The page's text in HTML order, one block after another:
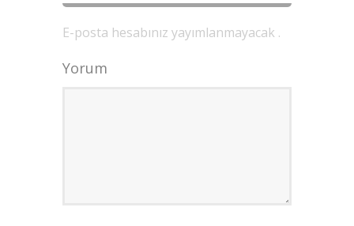
E-posta hesabınız yayımlanmayacak .
Yorum